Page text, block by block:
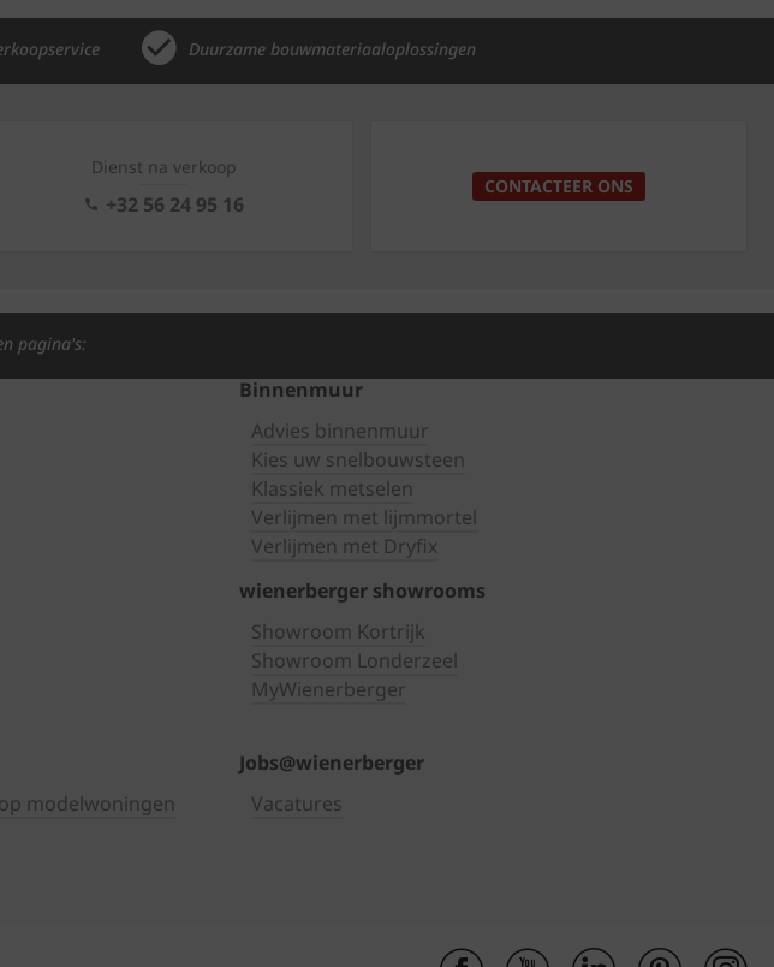
Duurzame bouwmateriaaloplossingen
Dienst na verkoop
+32 56 24 95 16
CONTACTEER ONS
pagina's:
Binnenmuur
Advies binnenmuur
Kies uw snelbouwsteen
Klassiek metselen
Verlijmen met lijmmortel
Verlijmen met Dryfix
wienerberger showrooms
Showroom Kortrijk
Showroom Londerzeel
MyWienerberger
modelwoningen
Jobs@wienerberger
Vacatures